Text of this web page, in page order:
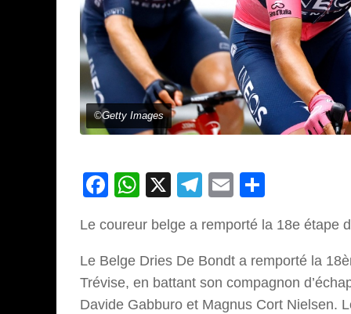
©Getty Images
Facebook
WhatsApp
X Telegram
Email
Le coureur belge a remporté la 18e étape
Le Belge Dries De Bondt a remporté la
Trévise, en battant son compagnon
Davide Gabburo et Magnus Cort Nielsen.